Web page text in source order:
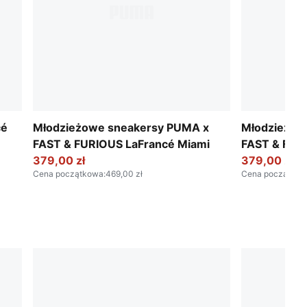
Młodzieżowe sneakersy PUMA x
FAST & FURIOUS LaFrancé Miami
379,00 zł
Cena początkowa:469,00 zł
FAST &
LA
379,00 zł
Cena